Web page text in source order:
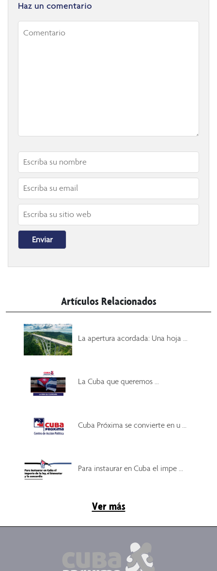
Haz un comentario
Artículos Relacionados
La apertura acordada: Una hoja ...
La Cuba que queremos ...
Cuba Próxima se convierte en u ...
Para instaurar en Cuba el impe ...
Ver más